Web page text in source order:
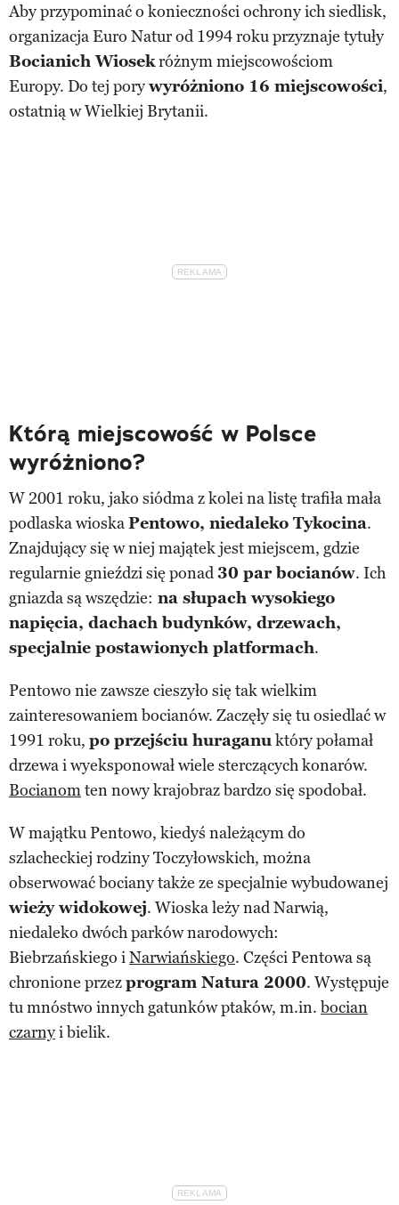
Aby przypominać o konieczności ochrony ich siedlisk,
organizacja Euro Natur od 1994 roku przyznaje tytuły
Bocianich Wiosekróżnym miejscowościom
Europy. Do tej porywyróżniono 16 miejscowości,
ostatnią w Wielkiej Brytanii.
Którą miejscowość w Polsce
wyróżniono?
W 2001 roku, jako siódma z kolei na listę trafiła mała
podlaska wioskaPentowo, niedaleko Tykocina.
Znajdujący się w niej majątek jest miejscem, gdzie
regularnie gnieździ się ponad30 par bocianów. Ich
gniazda są wszędzie: na słupach wysokiego
napięcia, dachach budynków, drzewach,
specjalnie postawionych platformach.
Pentowo nie zawsze cieszyło się tak wielkim
zainteresowaniem bocianów. Zaczęły się tu osiedlać w
1991 roku, po przejściu huraganuktóry połamał
drzewa i wyeksponował wiele sterczących konarów.
Bocianomten nowy krajobraz bardzo się spodobał.
W majątku Pentowo, kiedyś należącym do
szlacheckiej rodziny Toczyłowskich, można
obserwować bociany także ze specjalnie wybudowanej
wieży widokowej. Wioska leży nad Narwią,
niedaleko dwóch parków narodowych:
Biebrzańskiego iNarwiańskiego. Części Pentowa są
chronione przezprogram Natura 2000. Występuje
tu mnóstwo innych gatunków ptaków, m.in. bocian
czarnyi bielik.